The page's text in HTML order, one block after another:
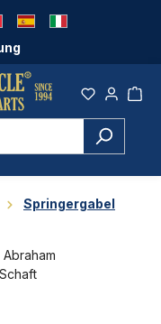
Springergabel